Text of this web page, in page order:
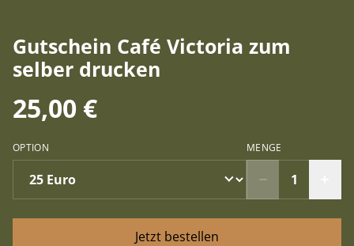
Gutschein Café Victoria zum
selber drucken
25,00 €
OPTION MENGE
Jetzt bestellen